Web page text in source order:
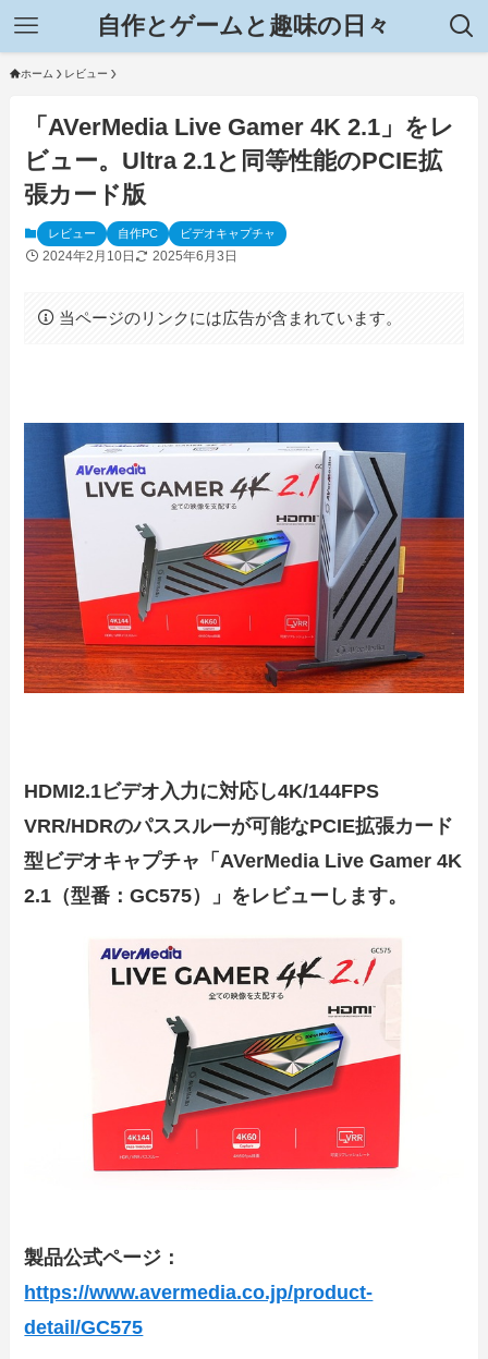
自作とゲームと趣味の日々
ホーム レビュー
「AVerMedia Live Gamer 4K 2.1」をレ
ビュー。Ultra 2.1と同等性能のPCIE拡
張カード版
レビュー 自作PC ビデオキャプチャ
2024年2月10日 2025年6月3日
当ページのリンクには広告が含まれています。
HDMI2.1ビデオ入力に対応し4K/144FPS
VRR/HDRのパススルーが可能なPCIE拡張カード
型ビデオキャプチャ「AVerMedia Live Gamer 4K
2.1（型番：GC575）」をレビューします。
製品公式ページ：
https://www.avermedia.co.jp/product-
detail/GC575